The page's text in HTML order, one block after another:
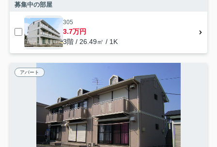
募集中の部屋
305
3.7万円
3階 / 26.49㎡ / 1K
アパート